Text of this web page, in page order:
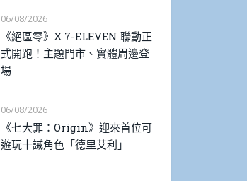
06/08/2026
《絕區零》X 7-ELEVEN 聯動正
式開跑！主題門市、實體周邊登
場
06/08/2026
《七大罪：Origin》迎來首位可
遊玩十誡角色「德里艾利」